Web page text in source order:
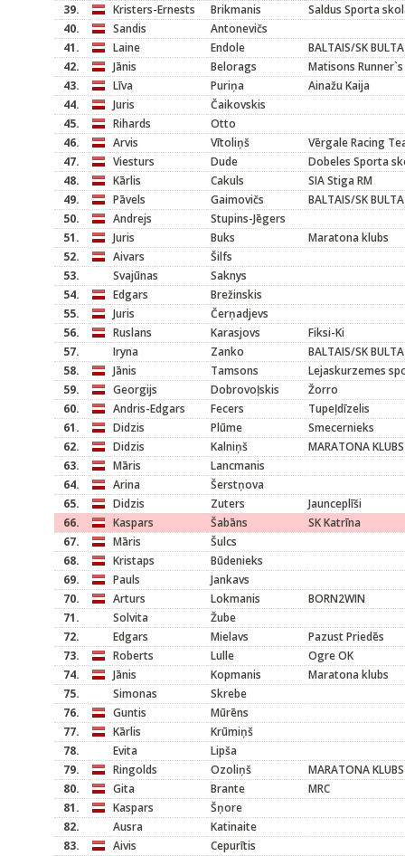
39.
Kristers-Ernests Brikmanis
Saldus Sporta
40.
Sandis
Antonevičs
41.
Laine Endole
BALTAIS/SK BULTA
42.
Jānis Belorags
Matisons Runner`s
43.
Līva Puriņa
Ainažu Kaija
44.
Juris
Čaikovskis
45.
Rihards
Otto
46.
Arvis Vītoliņš
Vērgale Racing
47.
Viesturs Dude
Dobeles Sporta
48.
Kārlis Cakuls
SIA Stiga RM
49.
Pāvels Gaimovičs
BALTAIS/SK BULTA
50.
Andrejs
Stupins-Jēgers
51.
Juris Buks
Maratona klubs
52.
Aivars
Šilfs
53.
Svajūnas
Saknys
54.
Edgars
Brežinskis
55.
Juris
Čerņadjevs
56.
Ruslans Karasjovs
Fiksi-Ki
57.
Iryna Zanko
BALTAIS/SK BULTA
58.
Jānis Tamsons
Lejaskurzemes
59.
Georgijs Dobrovoļskis
Žorro
60.
Andris-Edgars Fecers
Tupeļdīzelis
61.
Didzis Plūme
Smecernieks
62.
Didzis Kalniņš
MARATONA KLUBS
63.
Māris
Lancmanis
64.
Arina
Šerstņova
65.
Didzis Zuters
Jaunceplīši
66.
Kaspars Šabāns
SK Katrīna
67.
Māris
Šulcs
68.
Kristaps
Būdenieks
69.
Pauls
Jankavs
70.
Arturs Lokmanis
BORN2WIN
71.
Solvita
Žube
72.
Edgars Mielavs
Pazust Priedēs
73.
Roberts Lulle
Ogre OK
74.
Jānis Kopmanis
Maratona klubs
75.
Simonas
Skrebe
76.
Guntis
Mūrēns
77.
Kārlis
Krūmiņš
78.
Evita
Lipša
79.
Ringolds Ozoliņš
MARATONA KLUBS
80.
Gita Brante
MRC
81.
Kaspars
Šņore
82.
Ausra
Katinaite
83.
Aivis
Cepurītis